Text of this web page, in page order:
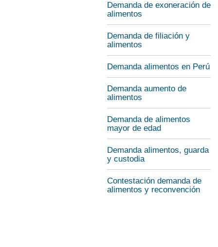
Demanda de exoneración de
alimentos
Demanda de filiación y
alimentos
Demanda alimentos en Perú
Demanda aumento de
alimentos
Demanda de alimentos
mayor de edad
Demanda alimentos, guarda
y custodia
Contestación demanda de
alimentos y reconvención